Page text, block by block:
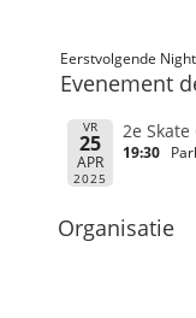
Eerstvolgende
Evenement
VR
25
APR
2025
2e
19:30
Organisatie